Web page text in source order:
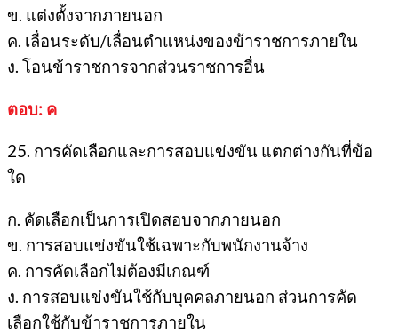
ข. แต่งตั้งจากภายนอก
ค. เลื่อนระดับ/เลื่อนตำแหน่งของข้าราชการภายใน
ง. โอนข้าราชการจากส่วนราชการอื่น
ตอบ: ค
25. การคัดเลือกและการสอบแข่งขัน แตกต่างกันที่ข้อ
ใด
ก. คัดเลือกเป็นการเปิดสอบจากภายนอก
ข. การสอบแข่งขันใช้เฉพาะกับพนักงานจ้าง
ค. การคัดเลือกไม่ต้องมีเกณฑ์
ง. การสอบแข่งขันใช้กับบุคคลภายนอก ส่วนการคัด
เลือกใช้กับข้าราชการภายใน